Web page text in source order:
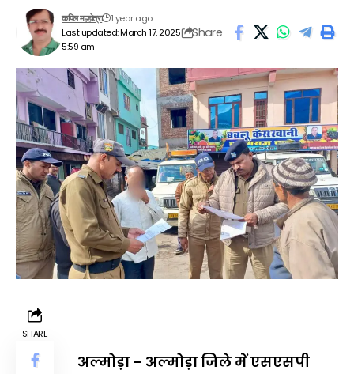
Last updated: March 17, 2025
5:59 am
कपिल मल्होत्रा 1 year ago
Share
SHARE
अल्मोड़ा – अल्मोड़ा जिले में एसएसपी